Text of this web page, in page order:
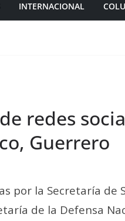
INTERNACIONAL
redes
Guerrero
por la Secretaría de
de la Defensa